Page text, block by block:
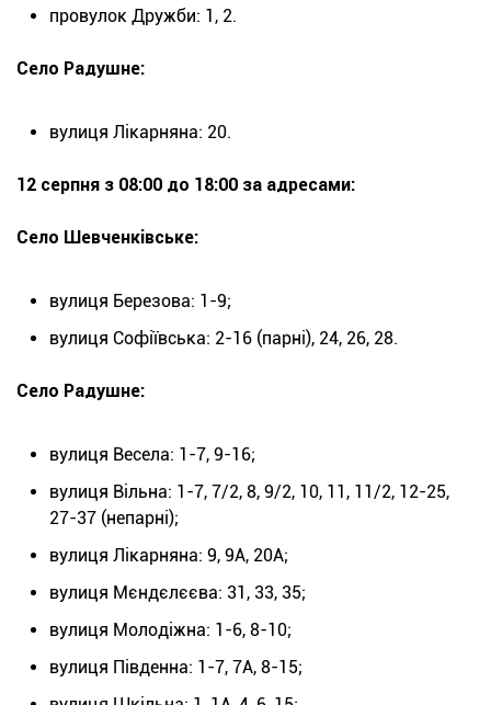
провулок Дружби: 1, 2.
Село Радушне:
вулиця Лікарняна: 20.
12 серпня з 08:00 до 18:00 за адресами:
Село Шевченківське:
вулиця Березова: 1-9;
вулиця Софіївська: 2-16 (парні), 24, 26, 28.
Село Радушне:
вулиця Весела: 1-7, 9-16;
вулиця Вільна: 1-7, 7/2, 8, 9/2, 10, 11, 11/2, 12-25,
27-37 (непарні);
вулиця Лікарняна: 9, 9А, 20А;
вулиця Мєндєлєєва: 31, 33, 35;
вулиця Молодіжна: 1-6, 8-10;
вулиця Південна: 1-7, 7А, 8-15;